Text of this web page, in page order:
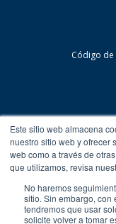
Este sitio web almacena
nuestro sitio web y ofrecer
web como a través de
que utilizamos, revisa
No haremos
sitio. Sin embargo, con
tendremos que usar
solicite volver a tomar
Código